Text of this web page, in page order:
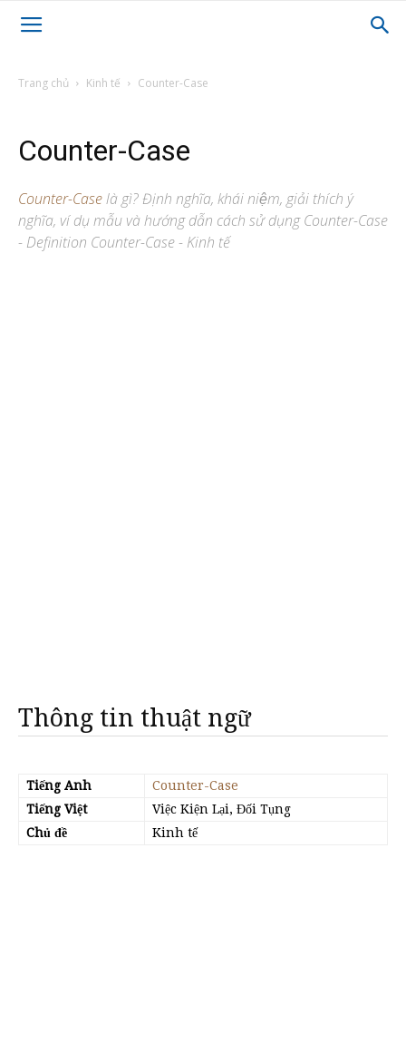
Trang chủ Kinh tế Counter-Case
Counter-Case
Counter-Caselà gì? Định nghĩa, khái niệm, giải thích ý
nghĩa, ví dụ mẫu và hướng dẫn cách sử dụng Counter-Case
- Definition Counter-Case - Kinh tế
Thông tin thuật ngữ
Tiếng Anh
Counter-Case
Tiếng Việt
Việc Kiện Lại, Đối Tụng
Chủ đề
Kinh tế